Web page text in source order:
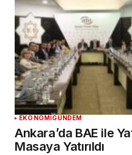
EKONOMİGÜNDEM
Ankara’da BAE ile
Masaya Yatırıldı